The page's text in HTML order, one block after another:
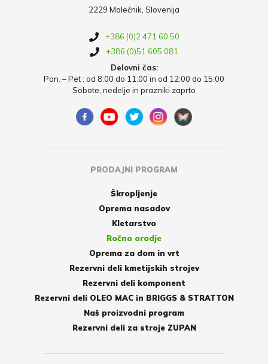
2229 Malečnik, Slovenija
+386 (0)2 471 60 50
+386 (0)51 605 081
Delovni čas:
Pon. – Pet : od 8:00 do 11:00 in od 12:00 do 15:00
Sobote, nedelje in prazniki zaprto
PRODAJNI PROGRAM
Škropljenje
Oprema nasadov
Kletarstvo
Ročno orodje
Oprema za dom in vrt
Rezervni deli kmetijskih strojev
Rezervni deli komponent
Rezervni deli OLEO MAC in BRIGGS & STRATTON
Naš proizvodni program
Rezervni deli za stroje ZUPAN